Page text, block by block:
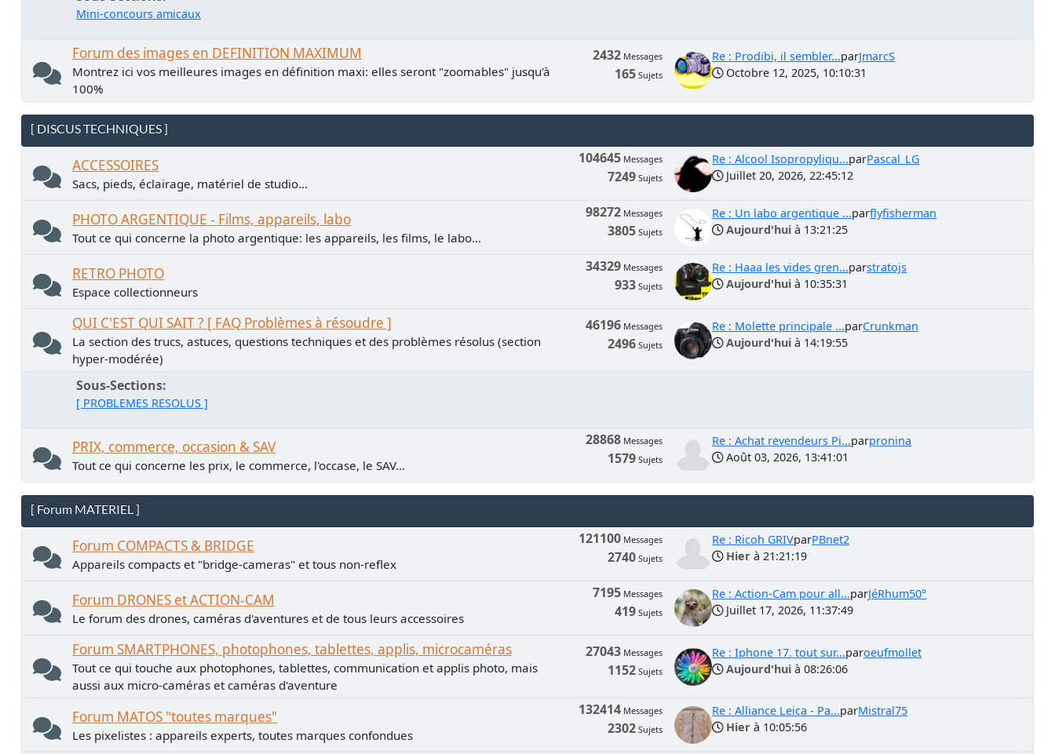
Mini-concours amicaux
Forum des images en DEFINITION MAXIMUM
Montrez ici vos meilleures images en définition maxi: elles seront "zoomables" jusqu'à
100%
2432 Messages
165 Sujets
Re : Prodibi, il sembler...parJmarcS
Octobre 12, 2025, 10:10:31
[ DISCUS TECHNIQUES ]
ACCESSOIRES
Sacs, pieds, éclairage, matériel de studio...
104645 Messages
7249 Sujets
Re : Alcool Isopropyliqu...parPascal_LG
Juillet 20, 2026, 22:45:12
PHOTO ARGENTIQUE - Films, appareils, labo
Tout ce qui concerne la photo argentique: les appareils, les films, le labo...
98272 Messages
3805 Sujets
Re : Un labo argentique ...parflyfisherman
Aujourd'hui à 13:21:25
RETRO PHOTO
Espace collectionneurs
34329 Messages
933 Sujets
Re : Haaa les vides gren...parstratojs
Aujourd'hui à 10:35:31
QUI C'EST QUI SAIT ? [ FAQ Problèmes à résoudre ]
La section des trucs, astuces, questions techniques et des problèmes résolus (section
hyper-modérée)
46196 Messages
2496 Sujets
Re : Molette principale ...parCrunkman
Aujourd'hui à 14:19:55
Sous-Sections
[ PROBLEMES RESOLUS ]
PRIX, commerce, occasion & SAV
Tout ce qui concerne les prix, le commerce, l'occase, le SAV...
28868 Messages
1579 Sujets
Re : Achat revendeurs Pi...parpronina
Août 03, 2026, 13:41:01
[ Forum MATERIEL ]
Forum COMPACTS & BRIDGE
Appareils compacts et "bridge-cameras" et tous non-reflex
121100 Messages
2740 Sujets
Re : Ricoh GRIVparPBnet2
Hier à 21:21:19
Forum DRONES et ACTION-CAM
Le forum des drones, caméras d'aventures et de tous leurs accessoires
7195 Messages
419 Sujets
Re : Action-Cam pour all...parJéRhum50°
Juillet 17, 2026, 11:37:49
Forum SMARTPHONES, photophones, tablettes, applis, microcaméras
Tout ce qui touche aux photophones, tablettes, communication et applis photo, mais
aussi aux micro-caméras et caméras d'aventure
27043 Messages
1152 Sujets
Re : Iphone 17. tout sur...paroeufmollet
Aujourd'hui à 08:26:06
Forum MATOS "toutes marques"
Les pixelistes : appareils experts, toutes marques confondues
132414 Messages
2302 Sujets
Re : Alliance Leica - Pa...parMistral75
Hier à 10:05:56